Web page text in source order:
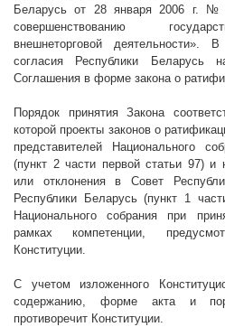
Беларусь от 28 января2006 г. №
совершенствованию
внешнеторговой
согласия Республики Беларусь
Соглашения в форме закона о
Порядок принятия Закона
которой проекты законов о
представителей Национального
(пункт 2 части первой статьи 97) и
или отклонения в Совет
Республики Беларусь (пункт 1
Национального собрания при
рамках компетенции,
Конституции.
С учетом изложенного
содержанию, форме акта и
противоречит Конституции.